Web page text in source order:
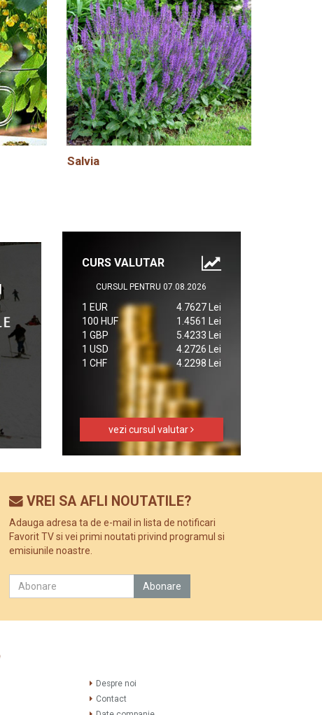
Salvia
CURS VALUTAR
CURSUL PENTRU 07.08.2026
1 EUR
4.7627 Lei
100 HUF
1.4561 Lei
1 GBP
5.4233 Lei
1 USD
4.2726 Lei
1 CHF
4.2298 Lei
vezi cursul valutar
VREI SA AFLI NOUTATILE?
Adauga adresa ta de e-mail in lista de notificari
Favorit TV si vei primi noutati privind programul si
emisiunile noastre.
Despre noi
Contact